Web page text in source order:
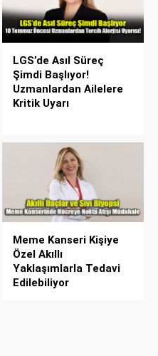
LGS’de Asıl Süreç
Şimdi Başlıyor!
Uzmanlardan Ailelere
Kritik Uyarı
Meme Kanseri Kişiye
Özel Akıllı
Yaklaşımlarla Tedavi
Edilebiliyor